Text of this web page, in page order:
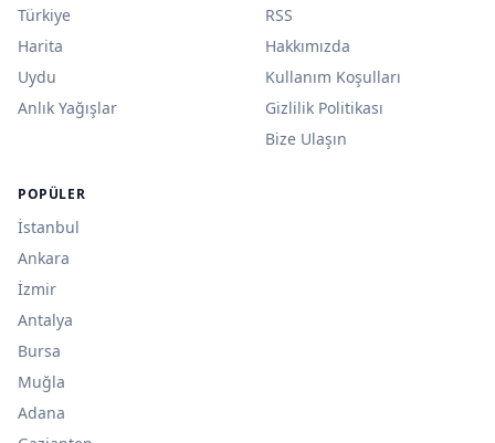
Türkiye
Harita
Uydu
Anlık Yağışlar
RSS
Hakkımızda
Kullanım Koşulları
Gizlilik Politikası
Bize Ulaşın
POPÜLER
İstanbul
Ankara
İzmir
Antalya
Bursa
Muğla
Adana